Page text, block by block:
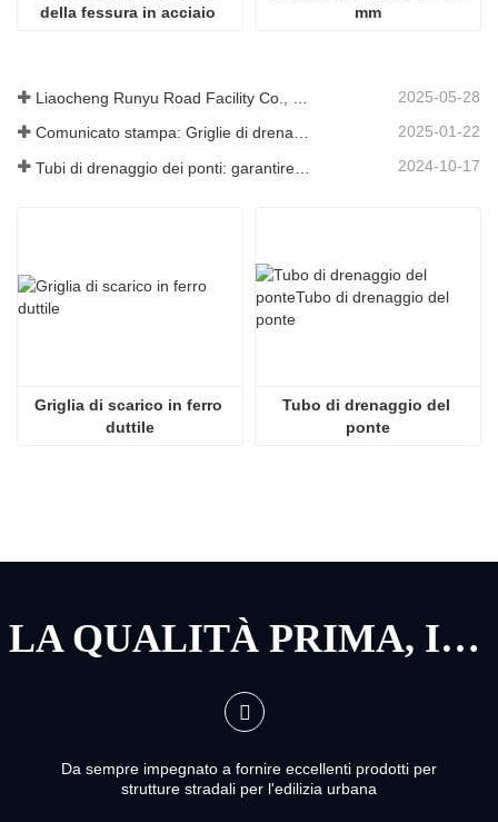
della fessura in acciaio
mm
2025-05-28
Comunicato stampa: Griglie di drenaggio innovative ad alta resistenza: migliorano la sicurezza e l'efficienza delle infrastrutture urbane 2025-01-22
2024-10-17
Griglia di scarico in ferro
duttile
Tubo di drenaggio del
ponte
LA QUALITÀ PRIMA, IL SERVIZIO PRIMA
Da sempre impegnato a fornire eccellenti prodotti per
strutture stradali per l'edilizia urbana